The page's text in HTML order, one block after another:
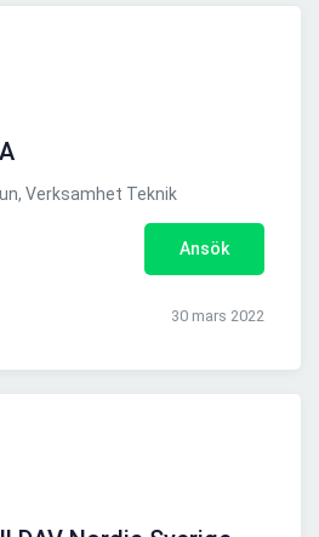
Verksamhet Teknik
Ansök
30 mars 2022